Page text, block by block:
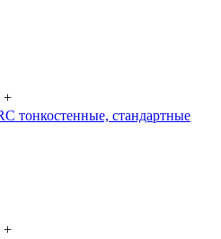
+
тонкостенные, стандартные
+